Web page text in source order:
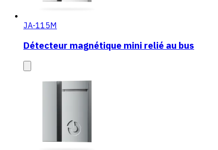
JA-115M
Détecteur magnétique mini relié au bus